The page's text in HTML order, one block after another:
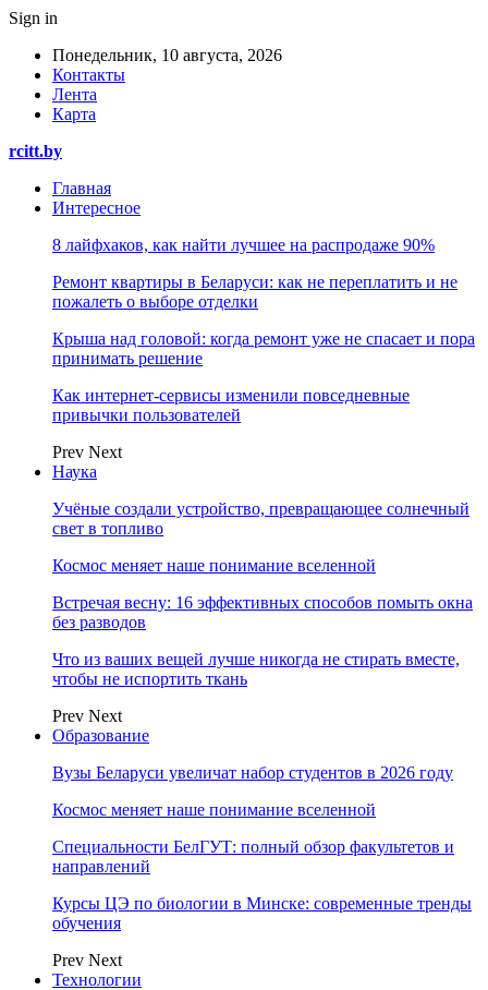
Sign in
Понедельник, 10 августа, 2026
Контакты
Лента
Карта
rcitt.by
Главная
Интересное
8 лайфхаков, как найти лучшее на распродаже 90%
Ремонт квартиры в Беларуси: как не переплатить и не
пожалеть о выборе отделки
Крыша над головой: когда ремонт уже не спасает и пора
принимать решение
Как интернет-сервисы изменили повседневные
привычки пользователей
Prev Next
Наука
Учёные создали устройство, превращающее солнечный
свет в топливо
Космос меняет наше понимание вселенной
Встречая весну: 16 эффективных способов помыть окна
без разводов
Что из ваших вещей лучше никогда не стирать вместе,
чтобы не испортить ткань
Prev Next
Образование
Вузы Беларуси увеличат набор студентов в 2026 году
Космос меняет наше понимание вселенной
Специальности БелГУТ: полный обзор факультетов и
направлений
Курсы ЦЭ по биологии в Минске: современные тренды
обучения
Prev Next
Технологии